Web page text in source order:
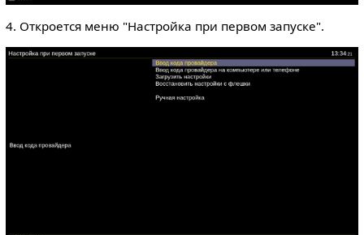
4. Откроется меню "Настройка при первом запуске".